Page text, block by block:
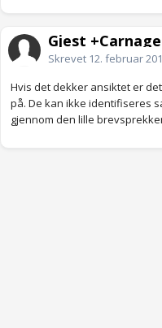
Gjest
Skrevet 12. februar
Hvis det dekker ansiktet er
på. De kan ikke identifiseres
gjennom den lille